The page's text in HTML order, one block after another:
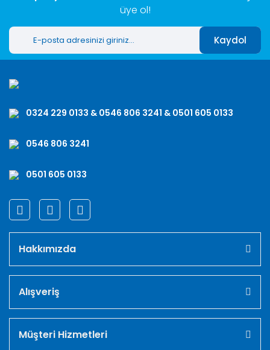
üye ol!
Kaydol
0324 229 0133 & 0546 806 3241 & 0501 605 0133
0546 806 3241
0501 605 0133
Hakkımızda
Alışveriş
Müşteri Hizmetleri